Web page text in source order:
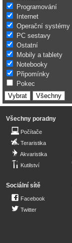
Programování
Internet
Operační systémy
PC sestavy
Ostatní
Mobily a tablety
Notebooky
Připomínky
Pokec
Všechny poradny
Počítače
Teraristika
Akvaristika
Kutilství
Sociální sítě
Facebook
Twitter